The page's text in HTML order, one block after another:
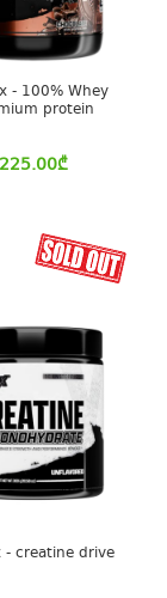
- 100% Whey
protein
225.00₾
- creatine drive